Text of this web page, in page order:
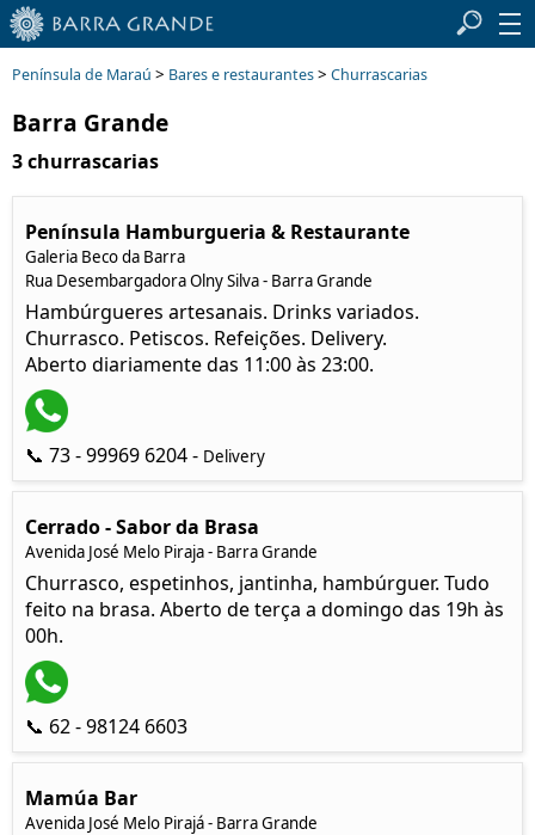
Península de Maraú > Bares e restaurantes> Churrascarias
Barra Grande
3 churrascarias
Península Hamburgueria & Restaurante
Galeria Beco da Barra
Rua Desembargadora Olny Silva - Barra Grande
Hambúrgueres artesanais. Drinks variados.
Churrasco. Petiscos. Refeições. Delivery.
Aberto diariamente das 11:00 às 23:00.
📞 73 - 99969 6204 - Delivery
Cerrado - Sabor da Brasa
Avenida José Melo Piraja - Barra Grande
Churrasco, espetinhos, jantinha, hambúrguer. Tudo
feito na brasa. Aberto de terça a domingo das 19h às
00h.
📞 62 - 98124 6603
Mamúa Bar
Avenida José Melo Pirajá - Barra Grande